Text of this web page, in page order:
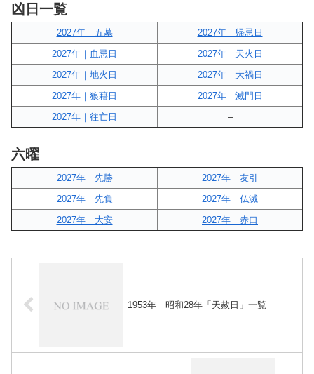
凶日一覧
2027年｜五墓
2027年｜帰忌日
2027年｜血忌日
2027年｜天火日
2027年｜地火日
2027年｜大禍日
2027年｜狼藉日
2027年｜滅門日
2027年｜往亡日
–
六曜
2027年｜先勝
2027年｜友引
2027年｜先負
2027年｜仏滅
2027年｜大安
2027年｜赤口
1953年｜昭和28年「天赦日」一覧